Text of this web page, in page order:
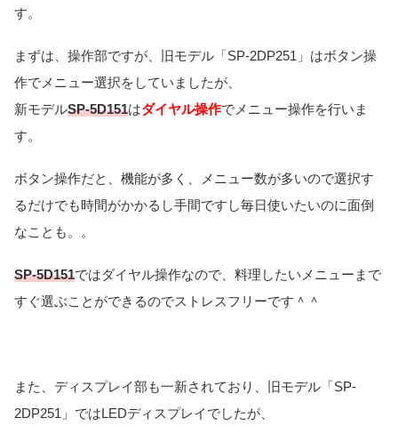
す。
まずは、操作部ですが、旧モデル「SP-2DP251」はボタン操
作でメニュー選択をしていましたが、
新モデルSP-5D151はダイヤル操作でメニュー操作を行いま
す。
ボタン操作だと、機能が多く、メニュー数が多いので選択す
るだけでも時間がかかるし手間ですし毎日使いたいのに面倒
なことも。。
SP-5D151ではダイヤル操作なので、料理したいメニューまで
すぐ選ぶことができるのでストレスフリーです＾＾
また、ディスプレイ部も一新されており、旧モデル「SP-
2DP251」ではLEDディスプレイでしたが、